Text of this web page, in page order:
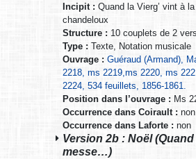
Incipit : Quand la Vierg’ vint à
chandeloux
Structure : 10 couplets de 2
Type : Texte, Notation musicale
Ouvrage : Guéraud (Armand),
2218, ms 2219,ms 2220, ms
2224, 534 feuillets, 1856-1861.
Position dans l’ouvrage : Ms
Occurrence dans Coirault : non
Occurrence dans Laforte : non
Version 2b : Noël
messe…)